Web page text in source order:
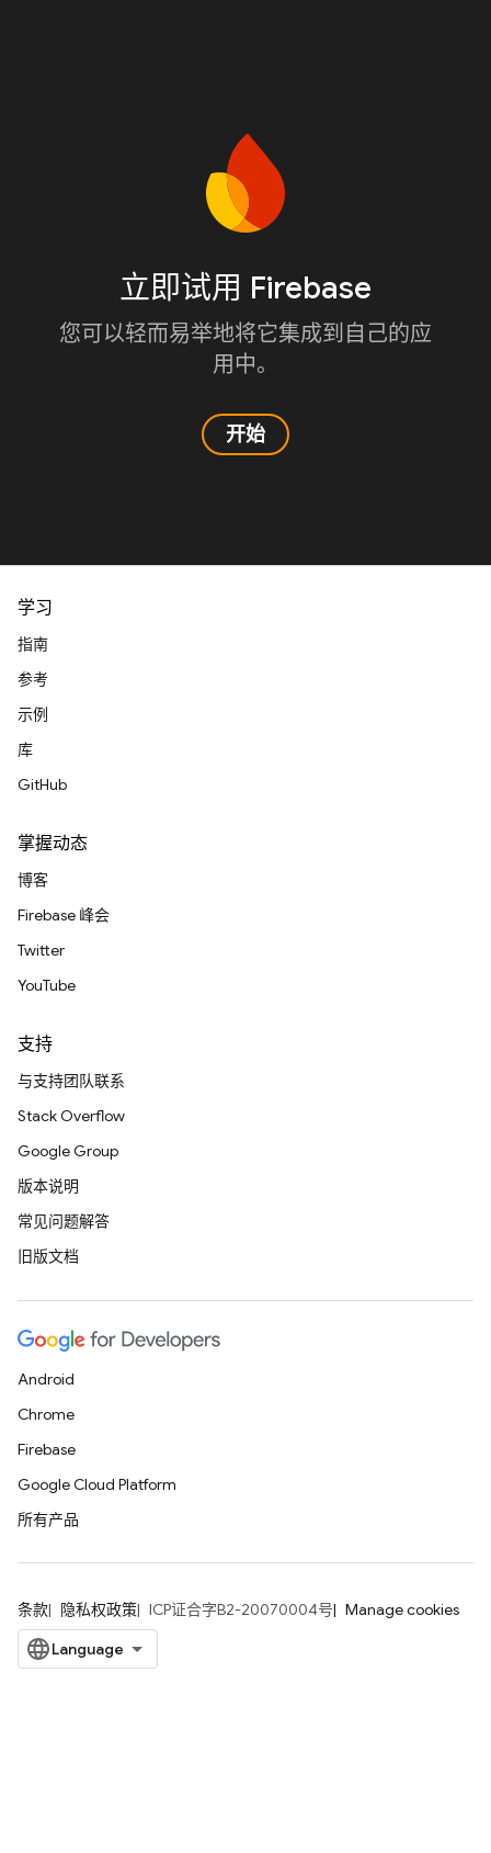
立即试用 Firebase
您可以轻而易举地将它集成到自己的应
用中。
开始
学习
指南
参考
示例
库
GitHub
掌握动态
博客
Firebase 峰会
Twitter
YouTube
支持
与支持团队联系
Stack Overflow
Google Group
版本说明
常见问题解答
旧版文档
Android
Chrome
Firebase
Google Cloud Platform
所有产品
条款 隐私权政策 ICP证合字B2-20070004号 Manage cookies